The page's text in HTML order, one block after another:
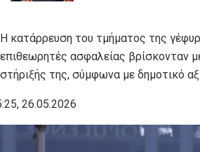
Η κατάρρευση του τμήματος της
επιθεωρητές ασφαλείας βρίσκονταν
στήριξής της, σύμφωνα με δημοτικό
26.05.2026